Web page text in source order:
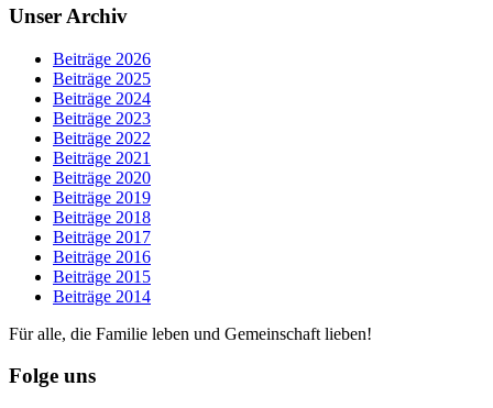
Unser Archiv
Beiträge 2026
Beiträge 2025
Beiträge 2024
Beiträge 2023
Beiträge 2022
Beiträge 2021
Beiträge 2020
Beiträge 2019
Beiträge 2018
Beiträge 2017
Beiträge 2016
Beiträge 2015
Beiträge 2014
Für alle, die Familie leben und Gemeinschaft lieben!
Folge uns